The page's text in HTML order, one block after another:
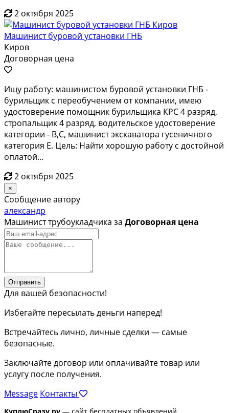
2 октября 2025
Машинист буровой установки ГНБ
Киров
Договорная цена
Ищу работу: машинистом буровой установки ГНБ -
бурильщик с переобучением от компании, имею
удостоверение помощник бурильщика КРС 4 разряд,
стропальщик 4 разряд, водительское удостоверение
категории - B,C, машинист экскаватора гусеничного
категория Е. Цель: Найти хорошую работу с достойной
оплатой...
2 октября 2025
×
Сообщение автору
александр
Машинист трубоукладчика за Договорная цена
Отправить
Для вашей безопасности!
Избегайте пересылать деньги наперед!
Встречайтесь лично, личные сделки — самые
безопасные.
Заключайте договор или оплачивайте товар или
услугу после получения.
Message Контакты
КуплюСразу.ру — сайт бесплатных объявлений